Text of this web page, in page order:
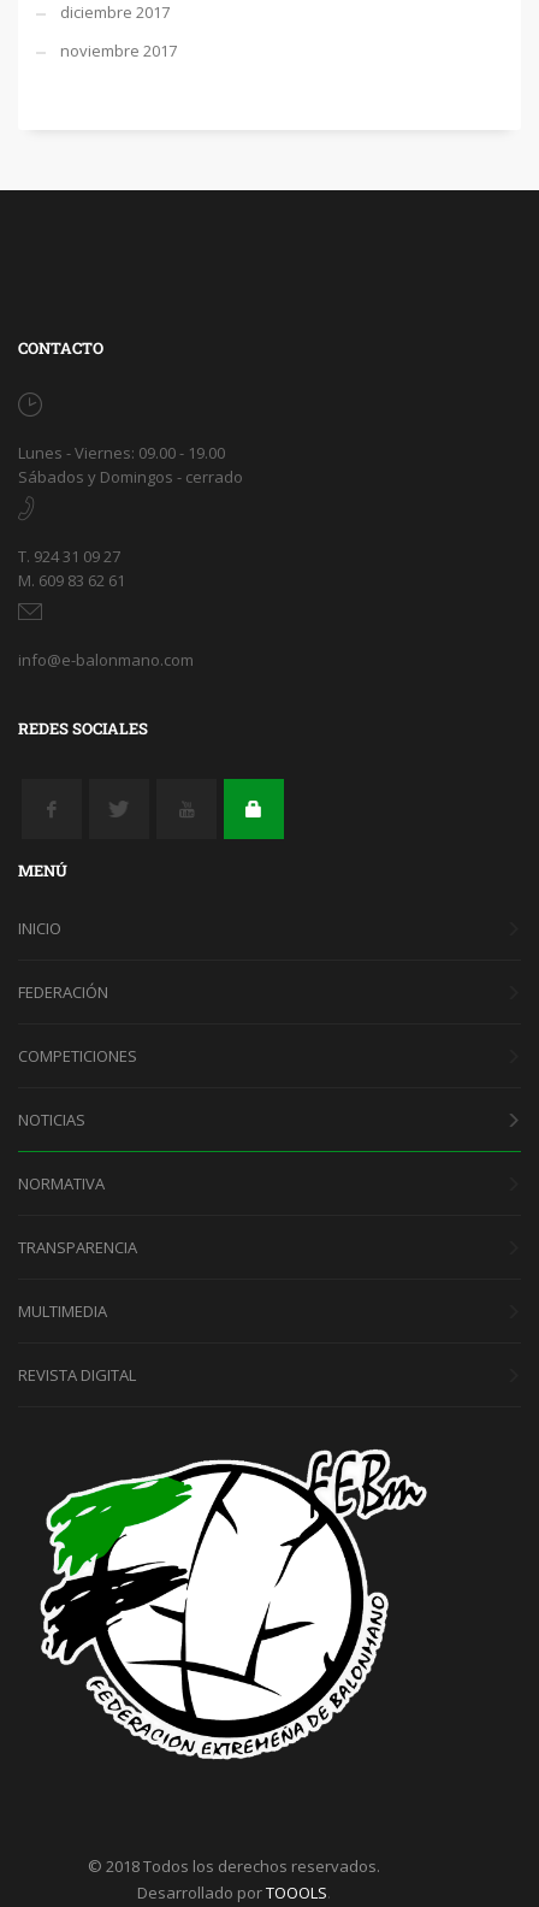
diciembre 2017
noviembre 2017
CONTACTO
Lunes - Viernes: 09.00 - 19.00
Sábados y Domingos - cerrado
T. 924 31 09 27
M. 609 83 62 61
info@e-balonmano.com
REDES SOCIALES
MENÚ
INICIO
FEDERACIÓN
COMPETICIONES
NOTICIAS
NORMATIVA
TRANSPARENCIA
MULTIMEDIA
REVISTA DIGITAL
© 2018 Todos los derechos reservados.
Desarrollado porTOOOLS.